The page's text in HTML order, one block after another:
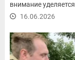
внимание
16.06.2026